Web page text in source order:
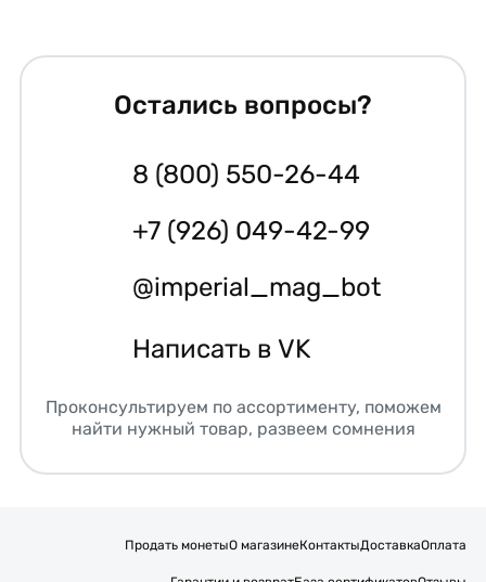
Остались вопросы?
8 (800) 550-26-44
+7 (926) 049-42-99
@imperial_mag_bot
Написать в VK
Проконсультируем по ассортименту, поможем
найти нужный товар, развеем сомнения
Продать монетыО магазинеКонтактыДоставкаОплата